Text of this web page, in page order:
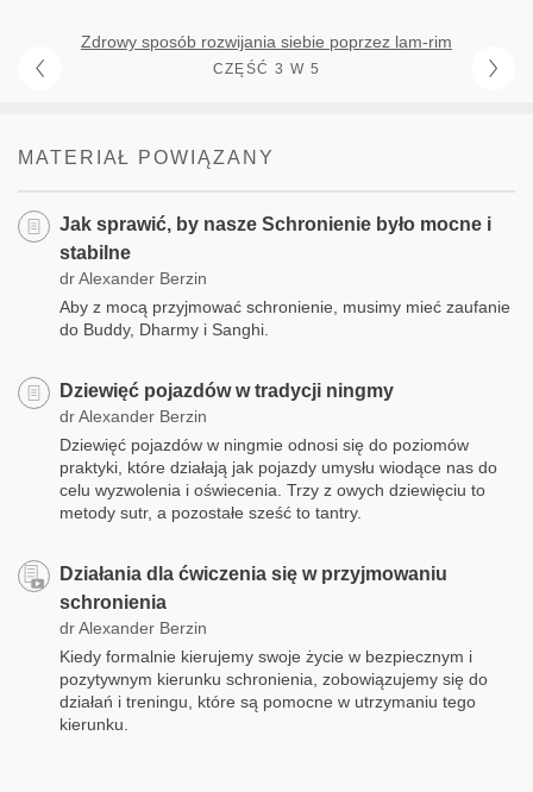
Zdrowy sposób rozwijania siebie poprzez lam-rim
CZĘŚĆ 3 W 5
MATERIAŁ POWIĄZANY
Jak sprawić, by nasze Schronienie było mocne i
stabilne
dr Alexander Berzin
Aby z mocą przyjmować schronienie, musimy mieć zaufanie
do Buddy, Dharmy i Sanghi.
Dziewięć pojazdów w tradycji ningmy
dr Alexander Berzin
Dziewięć pojazdów w ningmie odnosi się do poziomów
praktyki, które działają jak pojazdy umysłu wiodące nas do
celu wyzwolenia i oświecenia. Trzy z owych dziewięciu to
metody sutr, a pozostałe sześć to tantry.
Działania dla ćwiczenia się w przyjmowaniu
schronienia
dr Alexander Berzin
Kiedy formalnie kierujemy swoje życie w bezpiecznym i
pozytywnym kierunku schronienia, zobowiązujemy się do
działań i treningu, które są pomocne w utrzymaniu tego
kierunku.